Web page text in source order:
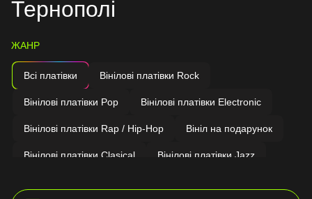
Тернополі
ЖАНР
Всі платівки Вінілові платівки Rock
Вінілові платівки Pop Вінілові платівки Electronic
Вінілові платівки Rap / Hip-Hop Вініл на подарунок
Вінілові платівки Clasical Вінілові платівки Jazz